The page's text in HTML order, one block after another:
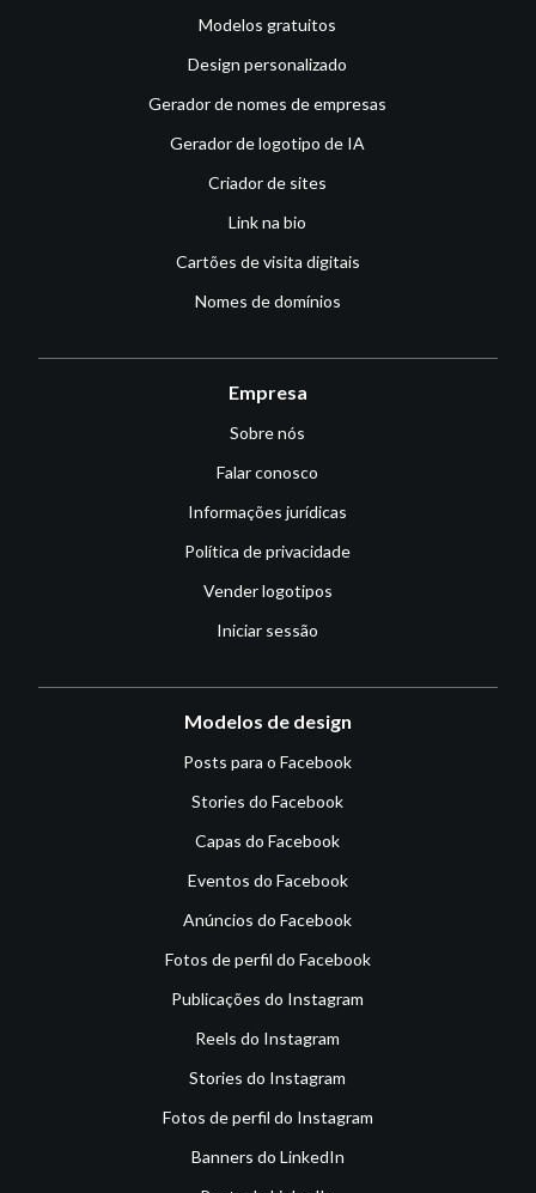
Modelos gratuitos
Design personalizado
Gerador de nomes de empresas
Gerador de logotipo de IA
Criador de sites
Link na bio
Cartões de visita digitais
Nomes de domínios
Empresa
Sobre nós
Falar conosco
Informações jurídicas
Política de privacidade
Vender logotipos
Iniciar sessão
Modelos de design
Posts para o Facebook
Stories do Facebook
Capas do Facebook
Eventos do Facebook
Anúncios do Facebook
Fotos de perfil do Facebook
Publicações do Instagram
Reels do Instagram
Stories do Instagram
Fotos de perfil do Instagram
Banners do LinkedIn